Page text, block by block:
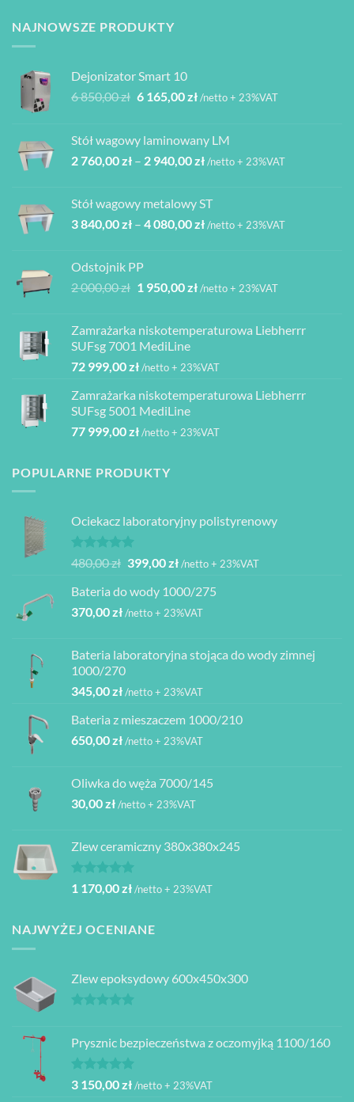
NAJNOWSZE PRODUKTY
Dejonizator Smart 10
6 850,00zł Pierwotna
6
850,00 zł.
6 165,00złAktualna
6
165,00 zł.
/netto + 23%VAT
Stół wagowy laminowany LM
2 760,00zł – 2 940,00złZakres
2
760,00 zł
/netto + 23%VAT
Stół wagowy metalowy ST
3 840,00zł – 4 080,00złZakres
840,00 zł
080,00 zł
/netto + 23%VAT
Odstojnik PP
2 000,00zł Pierwotna
2
000,00 zł.
1 950,00złAktualna
1
/netto + 23%VAT
Zamrażarka niskotemperaturowa Liebherrr
SUFsg 7001 MediLine
72 999,00zł/netto + 23%VAT
Zamrażarka niskotemperaturowa Liebherrr
SUFsg 5001 MediLine
77 999,00zł/netto + 23%VAT
POPULARNE PRODUKTY
Ociekacz laboratoryjny polistyrenowy
Oceniono
na 5
480,00zł Pierwotna
wynosiła:
480,00 zł.
399,00złAktualna
wynosi:
399,00 zł.
/netto + 23%VAT
Bateria do wody 1000/275
370,00zł/netto + 23%VAT
Bateria laboratoryjna stojąca do wody zimnej
1000/270
345,00zł/netto + 23%VAT
Bateria z mieszaczem 1000/210
650,00zł/netto + 23%VAT
Oliwka do węża 7000/145
30,00zł/netto + 23%VAT
Zlew ceramiczny 380x380x245
Oceniono
na 5
1 170,00zł/netto + 23%VAT
NAJWYŻEJ OCENIANE
Zlew epoksydowy 600x450x300
Prysznic bezpieczeństwa z oczomyjką 1100/160
Oceniono
na 5
3 150,00zł/netto + 23%VAT